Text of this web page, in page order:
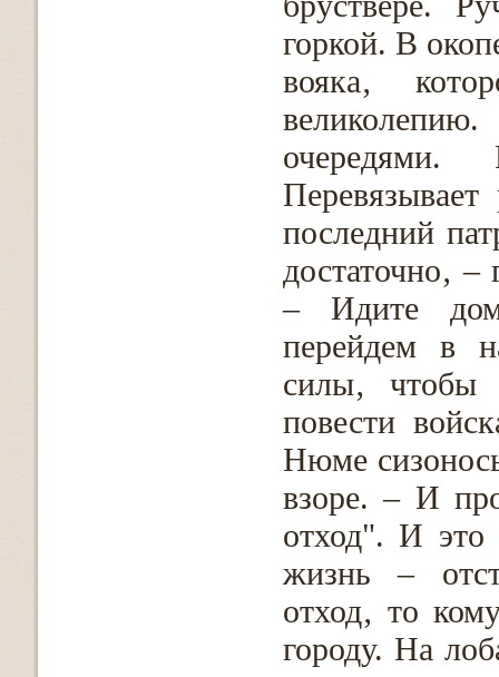
горкой. В
вояка‚
последний
достаточно‚
– Идите
перейдем в
силы‚ чтобы
повести
Нюме
взоре. – И
отход". И это
жизнь –
отход‚ то
городу. На